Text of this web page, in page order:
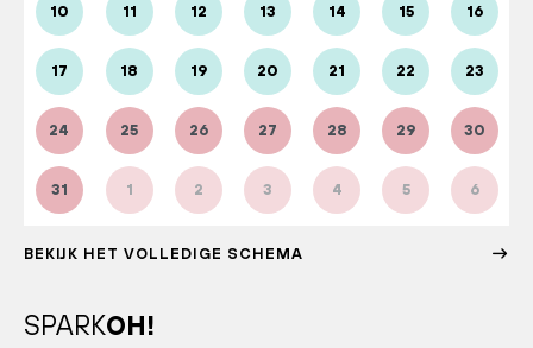
10 11 12 13 14 15 16
17 18 19 20 21 22 23
24 25 26 27 28 29 30
31 1 2 3 4 5 6
BEKIJK HET VOLLEDIGE SCHEMA
SPARKOH!